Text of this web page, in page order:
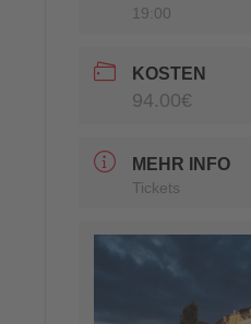
19:00
KOSTEN
94.00€
MEHR INFO
Tickets